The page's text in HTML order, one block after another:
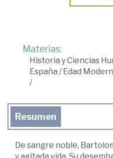
Materias:
Historia y Ciencias
España /Edad
/
Resumen
De sangre noble,